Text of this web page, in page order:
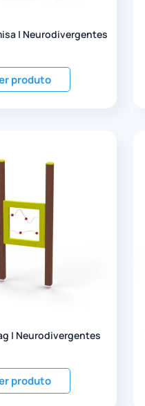
| Neurodivergentes
produto
| Neurodivergentes
produto